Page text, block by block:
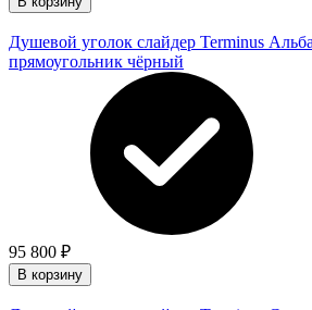
Душевой уголок слайдер Terminus
прямоугольник чёрный
95 800 ₽
В корзину